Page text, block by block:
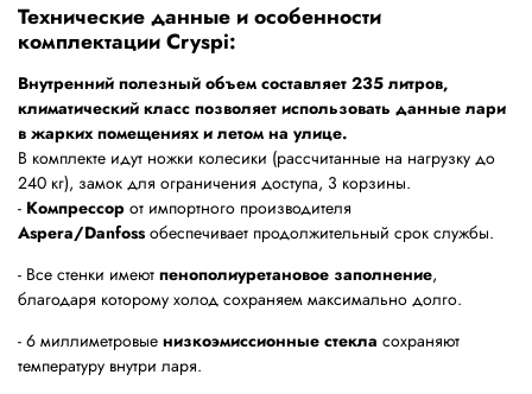
Технические данные и особенности
комплектации Cryspi:
Внутренний полезный объем составляет 235 литров,
климатический класс позволяет использовать данные лари
в жарких помещениях и летом на улице.
В комплекте идут ножки колесики (рассчитанные на нагрузку до
240 кг), замок для ограничения доступа, 3 корзины.
- Компрессор от импортного производителя
Aspera/Danfoss обеспечивает продолжительный срок службы.
- Все стенки имеют пенополиуретановое заполнение,
благодаря которому холод сохраняем максимально долго.
- 6 миллиметровые низкоэмиссионные стекла сохраняют
температуру внутри ларя.